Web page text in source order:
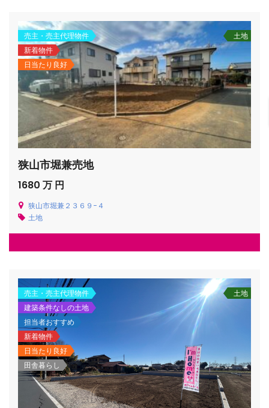
売主・売主代理物件
新着物件
日当たり良好
土地
狭山市堀兼売地
1680 万 円
狭山市堀兼２３６９−４
土地
売主・売主代理物件
建築条件なしの土地
担当者おすすめ
新着物件
日当たり良好
田舎暮らし
土地